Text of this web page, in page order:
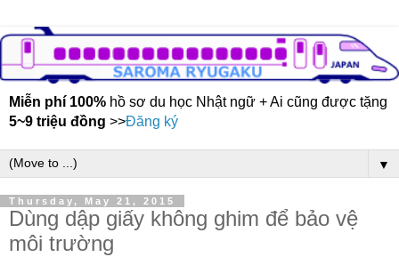
Miễn phí 100% hồ sơ du học Nhật ngữ + Ai cũng được tặng
5~9 triệu đồng >>Đăng ký
▼
Thursday, May 21, 2015
Dùng dập giấy không ghim để bảo vệ
môi trường